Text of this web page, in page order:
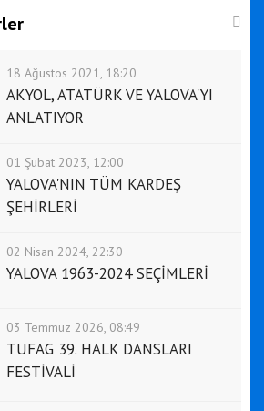
18 Ağustos 2021, 18:20
AKYOL, ATATÜRK VE YALOVA'YI
ANLATIYOR
01 Şubat 2023, 12:00
YALOVA'NIN TÜM KARDEŞ
ŞEHİRLERİ
02 Nisan 2024, 22:30
YALOVA 1963-2024 SEÇİMLERİ
03 Temmuz 2026, 08:49
TUFAG 39. HALK DANSLARI
FESTİVALİ